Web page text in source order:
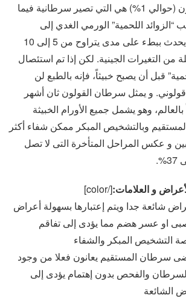
التي تنشأ في القولون (حوالي 1%) هي التي تصير سرطانية فيما
“الزوائد اللحمية” الورمي الغدي إلى
السرطان القولوني يحدث ببطء على مدى يتراوح من 5 إلى 10
التغيرات الجينية. لكن إذا تم استئصال
قبل أن يصبح خبيثاً، فإنه بالطبع لن
و يمثل سرطان القولون ثان أشهر
بالعالم، وهو يشمل جميع الأورام الخبيثة
المستقيم وبالتشخيص المبكر ممكن شفاء أكثر
و عكس المراحل المتأخرة التى لا تصل
و العلامات:[/color]
شائعة جدا ويتم إعتبارها بسهولة أعراض
او عسر هضم مما يؤدى إلى تفاقم
التشخيص المبكر والشفاء
مرضى سرطان المستقيم يعانون فعلا من وجود
والفحص بدون إهتمام يؤدى إلى
الشائعة